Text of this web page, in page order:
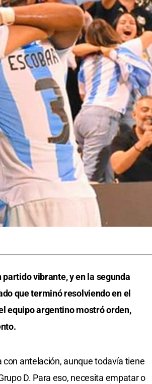
vibrante, y en la segunda
que terminó resolviendo en el
equipo argentino mostró orden,
antelación, aunque todavía tiene
D. Para eso, necesita empatar o